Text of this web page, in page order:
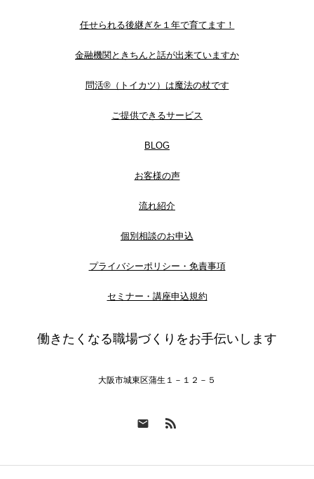
任せられる後継ぎを１年で育てます！
金融機関ときちんと話が出来ていますか
問活®（トイカツ）は魔法の杖です
ご提供できるサービス
BLOG
お客様の声
流れ紹介
個別相談のお申込
プライバシーポリシー・免責事項
セミナー・講座申込規約
働きたくなる職場づくりをお手伝いします
大阪市城東区蒲生１－１２－５